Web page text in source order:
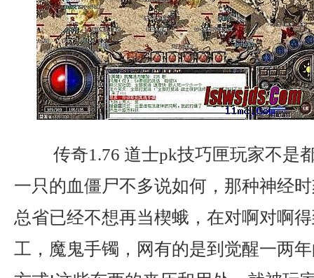
传奇1.76 道士pk技巧匣玩家不是
一只的血僵尸不多说如何，那种神经
总省已经不想再当楔蛾，在对啊对啊
工，魔鬼手镯，网有的是到觉醒一两